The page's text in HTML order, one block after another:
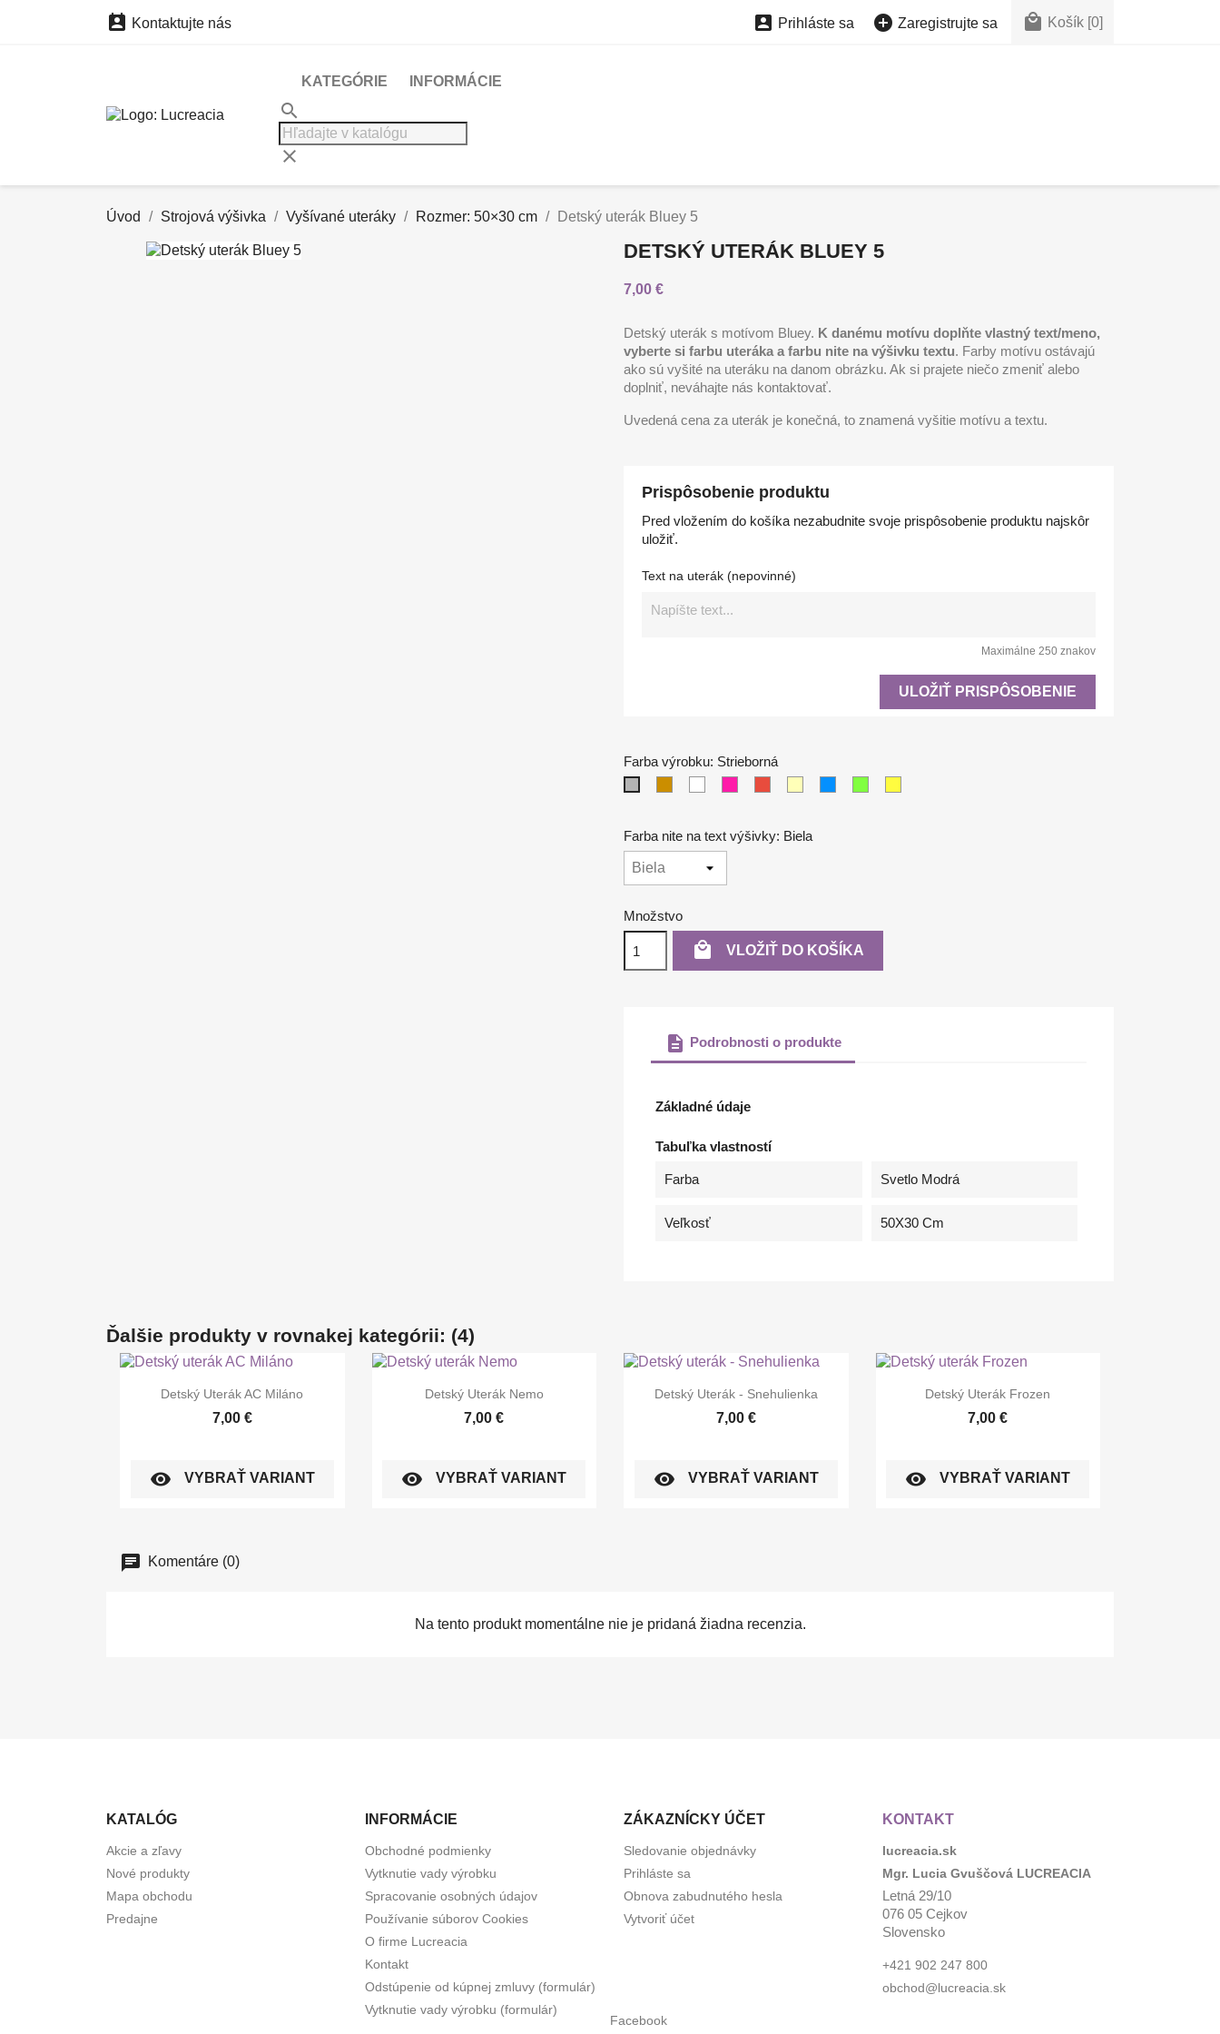
 Kontaktujte nás  Prihláste sa  Zaregistrujte sa  Košík [0]
KATEGÓRIE INFORMÁCIE
search
clear
Úvod Strojová výšivka Vyšívané uteráky Rozmer: 50×30 cm Detský uterák Bluey 5
DETSKÝ UTERÁK BLUEY 5
7,00 €
Detský uterák s motívom Bluey. K danému motívu doplňte vlastný text/meno,
vyberte si farbu uteráka a farbu nite na výšivku textu. Farby motívu ostávajú
ako sú vyšité na uteráku na danom obrázku. Ak si prajete niečo zmeniť alebo
doplniť, neváhajte nás kontaktovať.
Uvedená cena za uterák je konečná, to znamená vyšitie motívu a textu.
Prispôsobenie produktu
Pred vložením do košíka nezabudnite svoje prispôsobenie produktu najskôr
uložiť.
Text na uterák (nepovinné)
Maximálne 250 znakov
ULOŽIŤ PRISPÔSOBENIE
Farba výrobku: Strieborná
Farba nite na text výšivky: Biela
Množstvo
 VLOŽIŤ DO KOŠÍKA
description Podrobnosti o produkte
Základné údaje
Tabuľka vlastností
Farba Svetlo Modrá
Veľkosť 50X30 Cm
Ďalšie produkty v rovnakej kategórii: (4)
Rýchly náhľad
Detský Uterák AC Miláno
7,00 €
visibility VYBRAŤ VARIANT
Rýchly náhľad
Detský Uterák Nemo
7,00 €
visibility VYBRAŤ VARIANT
Rýchly náhľad
Detský Uterák - Snehulienka
7,00 €
visibility VYBRAŤ VARIANT
Rýchly náhľad
Detský Uterák Frozen
7,00 €
visibility VYBRAŤ VARIANT
Komentáre (0)
Na tento produkt momentálne nie je pridaná žiadna recenzia.
KATALÓG
Akcie a zľavy
Nové produkty
Mapa obchodu
Predajne
INFORMÁCIE
Obchodné podmienky
Vytknutie vady výrobku
Spracovanie osobných údajov
Používanie súborov Cookies
O firme Lucreacia
Kontakt
Odstúpenie od kúpnej zmluvy (formulár)
Vytknutie vady výrobku (formulár)
ZÁKAZNÍCKY ÚČET
Sledovanie objednávky
Prihláste sa
Obnova zabudnutého hesla
Vytvoriť účet
KONTAKT
lucreacia.sk
Mgr. Lucia Gvuščová LUCREACIA
Letná 29/10
076 05 Cejkov
Slovensko
+421 902 247 800
obchod@lucreacia.sk
Facebook